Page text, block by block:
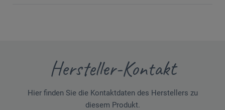
Hersteller-Kontakt
Hier finden Sie die Kontaktdaten des Herstellers zu
diesem Produkt.